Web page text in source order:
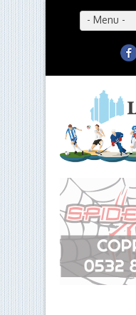
- Menu -